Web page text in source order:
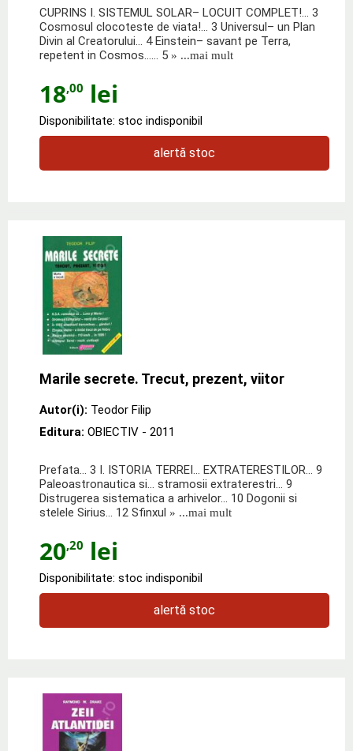
CUPRINS I. SISTEMUL SOLAR– LOCUIT COMPLET!... 3
Cosmosul clocoteste de viata!... 3 Universul– un Plan
Divin al Creatorului... 4 Einstein– savant pe Terra,
repetent in Cosmos…... 5 » ...mai mult
18,00 lei
Disponibilitate: stoc indisponibil
alertă stoc
Marile secrete. Trecut, prezent, viitor
Autor(i): Teodor Filip
Editura: OBIECTIV - 2011
Prefata... 3 I. ISTORIA TERREI... EXTRATERESTILOR... 9
Paleoastronautica si… stramosii extraterestri... 9
Distrugerea sistematica a arhivelor... 10 Dogonii si
stelele Sirius... 12 Sfinxul » ...mai mult
20,20 lei
Disponibilitate: stoc indisponibil
alertă stoc